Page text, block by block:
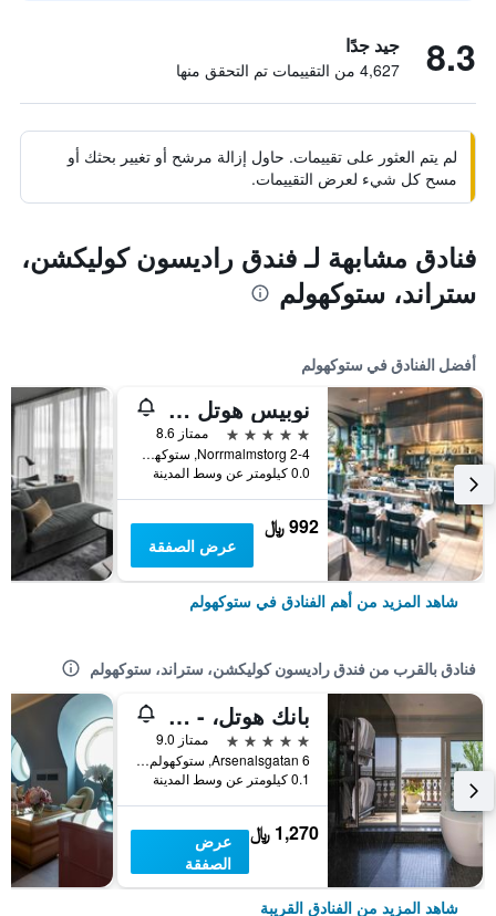
8.3 جيد جدًا
4,627 من التقييمات تم التحقق منها
لم يتم العثور على تقييمات. حاول إزالة مرشح أو تغيير بحثك أو
مسح كل شيء لعرض التقييمات.
فنادق مشابهة لـ فندق راديسون كوليكشن،
ستراند، ستوكهولم
أفضل الفنادق في ستوكهولم
نوبيس هوتل ستوكهولم، أميمبر أوف ديزاين هوتلز
5 نجوم
ممتاز 8.6
Norrmalmstorg 2-4, ستوكهولم, مقاطعة ستوكهولم, السويد
0.0 كيلومتر عن وسط المدينة
992 ﷼
عرض الصفقة
شاهد المزيد من أهم الفنادق في ستوكهولم
فنادق بالقرب من فندق راديسون كوليكشن، ستراند، ستوكهولم
بانك هوتل، - أميمبر أوف سمول لاكشري هوتلز أوف ذا وورلد
5 نجوم
ممتاز 9.0
Arsenalsgatan 6, ستوكهولم, مقاطعة ستوكهولم, السويد
0.1 كيلومتر عن وسط المدينة
1,270 ﷼
عرض
الصفقة
شاهد المزيد من الفنادق القريبة